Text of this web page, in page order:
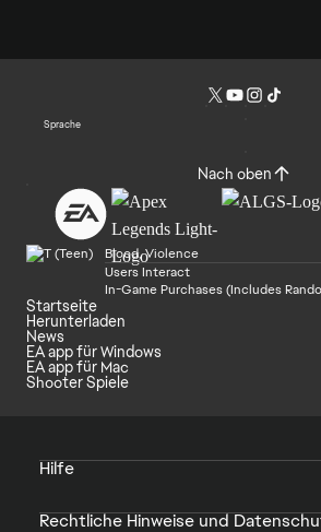
Sprache
Nach oben
Blood, Violence
Users Interact
In-Game Purchases (Includes
Startseite
Herunterladen
News
EA app für Windows
EA app für Mac
Shooter Spiele
Hilfe
Rechtliche Hinweise und